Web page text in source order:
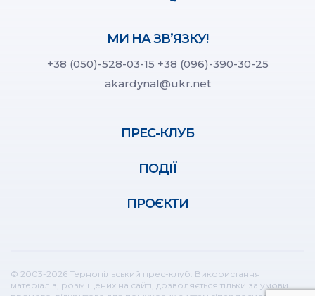
МИ НА ЗВ’ЯЗКУ!
+38 (050)-528-03-15 +38 (096)-390-30-25
akardynal@ukr.net
ПРЕС-КЛУБ
ПОДІЇ
ПРОЄКТИ
© 2003-2026 Тернопільський прес-клуб. Використання
матеріалів, розміщених на сайті, дозволяється тільки за умови